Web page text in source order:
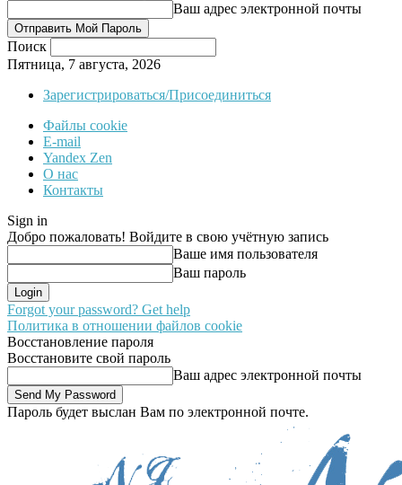
Ваш адрес электронной почты
Поиск
Пятница, 7 августа, 2026
Зарегистрироваться/Присоединиться
Файлы cookie
E-mail
Yandex Zen
О нас
Контакты
Sign in
Добро пожаловать! Войдите в свою учётную запись
Ваше имя пользователя
Ваш пароль
Forgot your password? Get help
Политика в отношении файлов cookie
Восстановление пароля
Восстановите свой пароль
Ваш адрес электронной почты
Пароль будет выслан Вам по электронной почте.